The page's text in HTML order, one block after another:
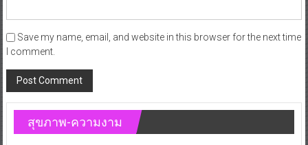
Save my name, email, and website in this browser for the next time
I comment.
สุขภาพ-ความงาม